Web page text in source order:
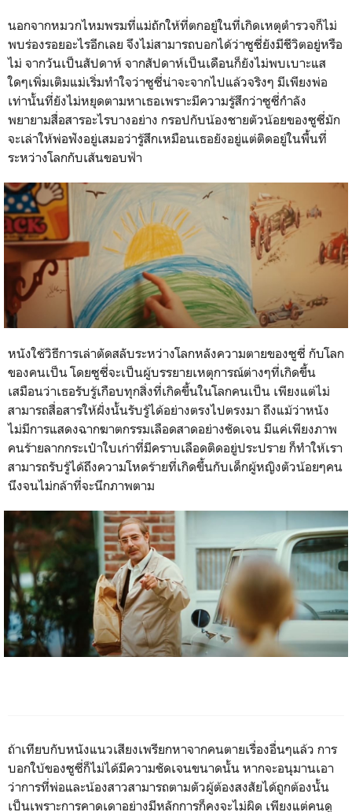
นอกจากหมวกไหมพรมที่แม่ถักให้ที่ตกอยู่ในที่เกิดเหตุตำรวจก็ไม่
พบร่องรอยอะไรอีกเลย จึงไม่สามารถบอกได้ว่าซูซี่ยังมีชีวิตอยู่หรือ
ไม่ จากวันเป็นสัปดาห์ จากสัปดาห์เป็นเดือนก็ยังไม่พบเบาะแส
ใดๆเพิ่มเติมแม่เริ่มทำใจว่าซูซี่น่าจะจากไปแล้วจริงๆ มีเพียงพ่อ
เท่านั้นที่ยังไม่หยุดตามหาเธอเพราะมีความรู้สึกว่าซูซี่กำลัง
พยายามสื่อสารอะไรบางอย่าง กรอปกับน้องชายตัวน้อยของซูซี่มัก
จะเล่าให้พ่อฟังอยู่เสมอว่ารู้สึกเหมือนเธอยังอยู่แต่ติดอยู่ในพื้นที่
ระหว่างโลกกับเส้นขอบฟ้า
หนังใช้วิธีการเล่าตัดสลับระหว่างโลกหลังความตายของซูซี่ กับโลก
ของคนเป็น โดยซูซี่จะเป็นผู้บรรยายเหตุการณ์ต่างๆที่เกิดขึ้น
เสมือนว่าเธอรับรู้เกือบทุกสิ่งที่เกิดขึ้นในโลกคนเป็น เพียงแต่ไม่
สามารถสื่อสารให้ฝั่งนั้นรับรู้ได้อย่างตรงไปตรงมา ถึงแม้ว่าหนัง
ไม่มีการแสดงฉากฆาตกรรมเลือดสาดอย่างชัดเจน มีแค่เพียงภาพ
คนร้ายลากกระเป๋าใบเก่าที่มีคราบเลือดติดอยู่ประปราย ก็ทำให้เรา
สามารถรับรู้ได้ถึงความโหดร้ายที่เกิดขึ้นกับเด็กผู้หญิงตัวน้อยๆคน
นึงจนไม่กล้าที่จะนึกภาพตาม
ถ้าเทียบกับหนังแนวเสียงเพรียกหาจากคนตายเรื่องอื่นๆแล้ว การ
บอกใบ้ของซูซี่ก็ไม่ได้มีความชัดเจนขนาดนั้น หากจะอนุมานเอา
ว่าการที่พ่อและน้องสาวสามารถตามตัวผู้ต้องสงสัยได้ถูกต้องนั้น
เป็นเพราะการคาดเดาอย่างมีหลักการก็คงจะไม่ผิด เพียงแต่คนดู